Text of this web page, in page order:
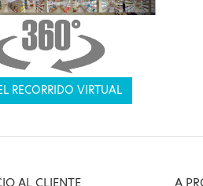
RECORRIDO VIRTUAL
AL CLIENTE A